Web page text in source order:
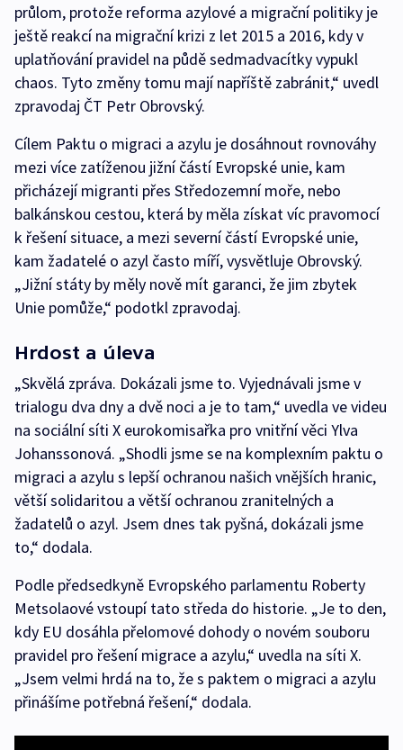
průlom, protože reforma azylové a migrační politiky je
ještě reakcí na migrační krizi z let 2015 a 2016, kdy v
uplatňování pravidel na půdě sedmadvacítky vypukl
chaos. Tyto změny tomu mají napříště zabránit,“ uvedl
zpravodaj ČT Petr Obrovský.
Cílem Paktu o migraci a azylu je dosáhnout rovnováhy
mezi více zatíženou jižní částí Evropské unie, kam
přicházejí migranti přes Středozemní moře, nebo
balkánskou cestou, která by měla získat víc pravomocí
k řešení situace, a mezi severní částí Evropské unie,
kam žadatelé o azyl často míří, vysvětluje Obrovský.
„Jižní státy by měly nově mít garanci, že jim zbytek
Unie pomůže,“ podotkl zpravodaj.
Hrdost a úleva
„Skvělá zpráva. Dokázali jsme to. Vyjednávali jsme v
trialogu dva dny a dvě noci a je to tam,“ uvedla ve videu
na sociální síti X eurokomisařka pro vnitřní věci Ylva
Johanssonová. „Shodli jsme se na komplexním paktu o
migraci a azylu s lepší ochranou našich vnějších hranic,
větší solidaritou a větší ochranou zranitelných a
žadatelů o azyl. Jsem dnes tak pyšná, dokázali jsme
to,“ dodala.
Podle předsedkyně Evropského parlamentu Roberty
Metsolaové vstoupí tato středa do historie. „Je to den,
kdy EU dosáhla přelomové dohody o novém souboru
pravidel pro řešení migrace a azylu,“ uvedla na síti X.
„Jsem velmi hrdá na to, že s paktem o migraci a azylu
přinášíme potřebná řešení,“ dodala.